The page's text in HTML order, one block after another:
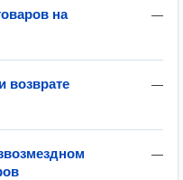
—
на
—
возврате
—